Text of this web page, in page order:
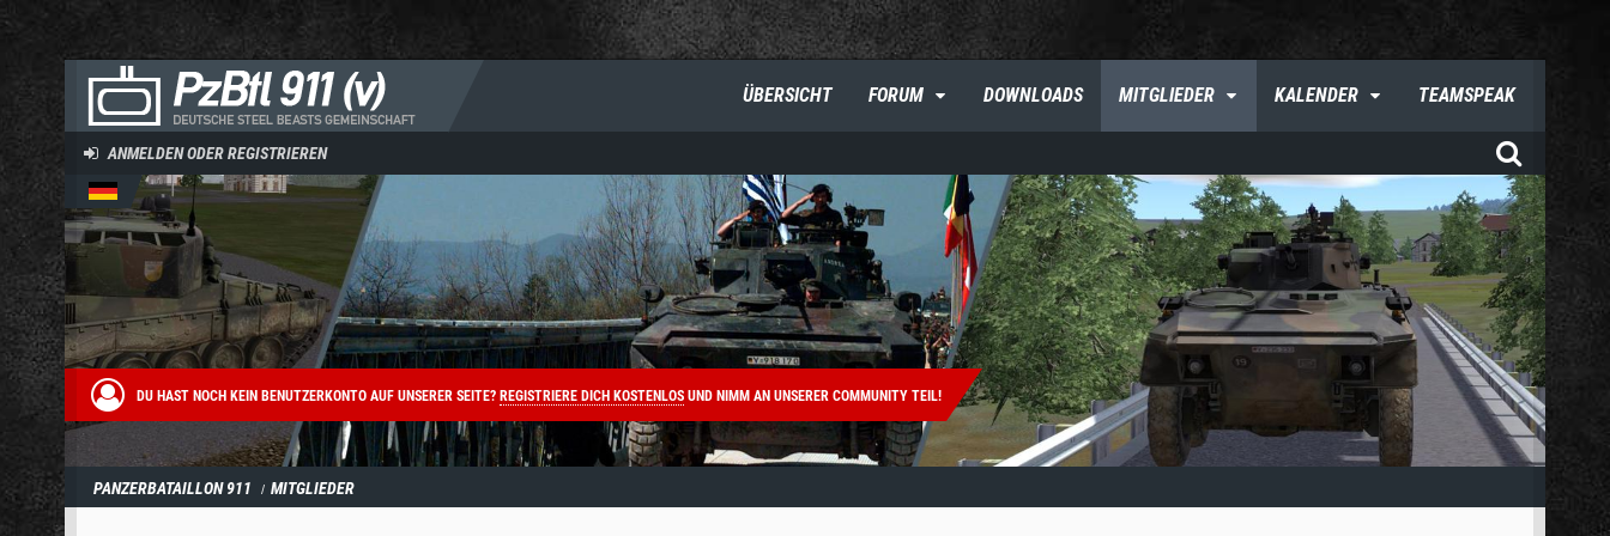
ÜBERSICHT FORUM DOWNLOADS MITGLIEDER KALENDER TEAMSPEAK
ANMELDEN ODER REGISTRIEREN
DU HAST NOCH KEIN BENUTZERKONTO AUF UNSERER SEITE? REGISTRIERE DICH KOSTENLOSUND NIMM AN UNSERER COMMUNITY TEIL!
PANZERBATAILLON 911 MITGLIEDER